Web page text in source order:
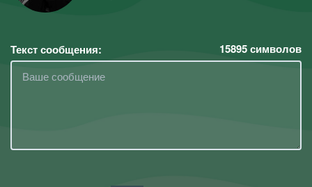
Текст сообщения: 15895символов